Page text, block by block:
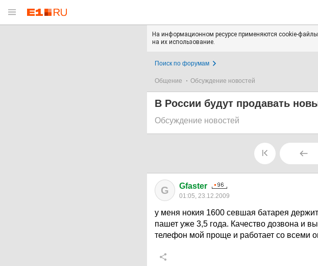
На информационном ресурсе применяются cookie-
на их использование.
Поиск по форумам
Общение Обсуждение новостей
В России будут продавать
Обсуждение новостей
G Gfaster
01:05, 23.12.2009
у меня нокия 1600 севшая батарея
пашет уже 3,5 года. Качество дозвона и
телефон мой проще и работает со всеми